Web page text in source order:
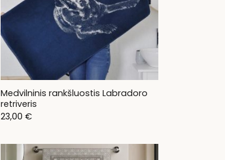
Medvilninis rankšluostis Labradoro
retriveris
23,00 €